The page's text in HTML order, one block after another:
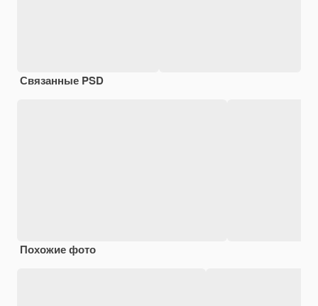
Связанные PSD
Похожие фото